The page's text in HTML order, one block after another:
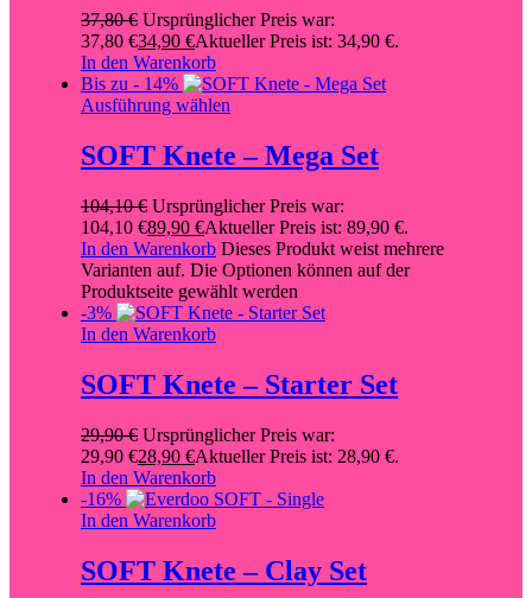
37,80€ Ursprünglicher Preis war:
37,80 €34,90 €Aktueller Preis ist: 34,90 €.
In den Warenkorb
Bis zu - 14%
Ausführung wählen
SOFT Knete – Mega Set
104,10€ Ursprünglicher Preis war:
104,10 €89,90 €Aktueller Preis ist: 89,90 €.
In den Warenkorb Dieses Produkt weist mehrere
Varianten auf. Die Optionen können auf der
Produktseite gewählt werden
-3%
In den Warenkorb
SOFT Knete – Starter Set
29,90€ Ursprünglicher Preis war:
29,90 €28,90 €Aktueller Preis ist: 28,90 €.
In den Warenkorb
-16%
In den Warenkorb
SOFT Knete – Clay Set